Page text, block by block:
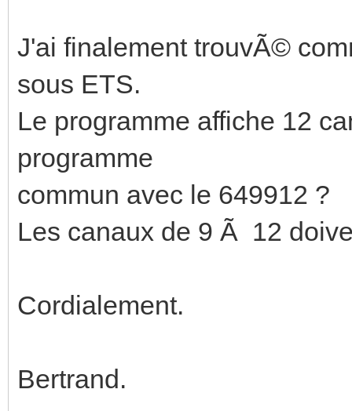
J'ai finalement trouvÃ©
sous ETS.
Le programme affiche 12
programme
commun avec le 649912 ?
Les canaux de 9 Ã 12
Cordialement.
Bertrand.